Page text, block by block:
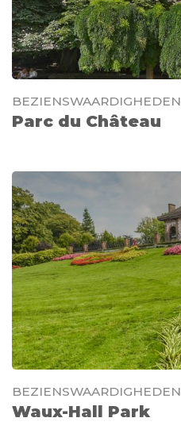
BEZIENSWAARDIGHEDEN
Parc du Château
BEZIENSWAARDIGHEDEN
Waux-Hall Park